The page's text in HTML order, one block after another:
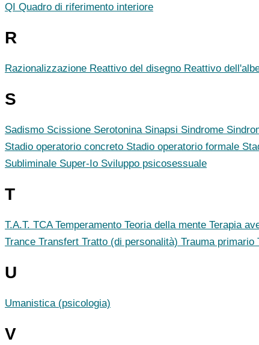
QI Quadro di riferimento interiore
R
Razionalizzazione Reattivo del disegno Reattivo
S
Sadismo Scissione Serotonina Sinapsi Sindrome
Stadio operatorio concreto Stadio operatorio formale
Subliminale Super-Io Sviluppo psicosessuale
T
T.A.T. TCATemperamento Teoria della mente Terapia
Trance Transfert Tratto (di personalità) Trauma primario
U
Umanistica (psicologia)
V